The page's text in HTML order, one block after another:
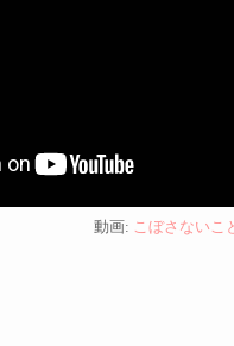
動画: こぼさないこ